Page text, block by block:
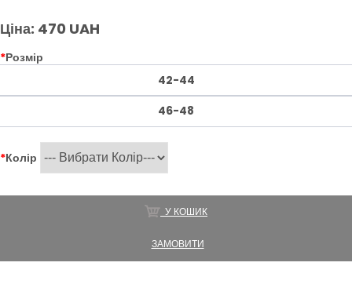
Ціна: 470 UAH
*Розмір
42-44
46-48
*Колір
У КОШИК
ЗАМОВИТИ